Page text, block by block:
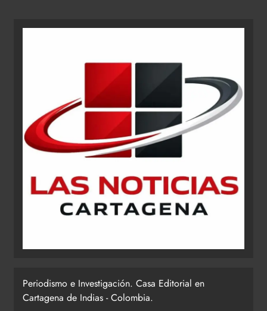
Periodismo e Investigación. Casa Editorial en
Cartagena de Indias - Colombia.